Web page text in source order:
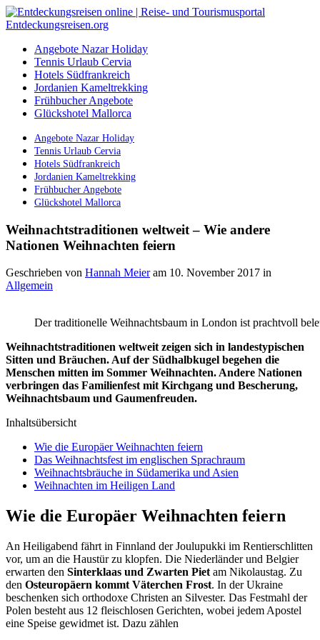
Angebote Nazar Holiday
Tennis Urlaub Cervia
Hotels Südfrankreich
Jordanien Kameltrekking
Frühbucher Angebote
Glückshotel Mallorca
Angebote Nazar Holiday
Tennis Urlaub Cervia
Hotels Südfrankreich
Jordanien Kameltrekking
Frühbucher Angebote
Glückshotel Mallorca
Weihnachtstraditionen weltweit – Wie andere
Nationen Weihnachten feiern
Geschrieben von Hannah Meier am 10. November 2017 in
Allgemein
Der traditionelle Weihnachtsbaum in London ist prachtvoll
Weihnachtstraditionen weltweit zeigen sich in landestypischen
Sitten und Bräuchen. Auf der Südhalbkugel begehen die
Menschen mitten im Sommer Weihnachten. Andere Nationen
verbringen das Familienfest mit Kirchgang und Bescherung,
Weihnachtsbaum und Gaumenfreuden.
Inhaltsübersicht
Wie die Europäer Weihnachten feiern
Das Weihnachtsfest im englischen Sprachraum
Weihnachtsbräuche in Südamerika und Asien
Weihnachten im Heiligen Land
Wie die Europäer Weihnachten feiern
An Heiligabend fährt in Finnland der Joulupukki im Rentierschlitten
vor, um an die Haustür zu klopfen. Die Niederländer und Belgier
erwarten den Sinterklaas und Zwarten Piet am Nikolaustag. Zu
den Osteuropäern kommt Väterchen Frost. In der Ukraine
beschenken sich orthodoxe Christen an Silvester. Das Festmahl der
Polen besteht aus 12 fleischlosen Gerichten, wobei jedem Apostel
eine Speise gewidmet ist. Dazu zählen